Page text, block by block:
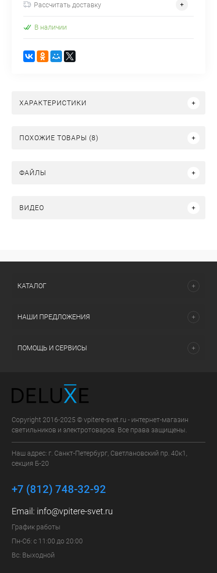
Рассчитать доставку
В наличии
ХАРАКТЕРИСТИКИ
ПОХОЖИЕ ТОВАРЫ (8)
ФАЙЛЫ
ВИДЕО
КАТАЛОГ
НАШИ ПРЕДЛОЖЕНИЯ
ПОМОЩЬ И СЕРВИСЫ
Copyright 2016-2025 © vpitere-svet.ru - интернет-магазин
светильников и электротоваров. Все права защищены.
Наш адрес: г. Санкт-Петербург, Светлановский пр. 40к1,
секция Б-20
+7 (812) 748-32-92
Email: info@vpitere-svet.ru
График работы
Пн-Сб: с 11:00 до 20:00
Вс: Выходной